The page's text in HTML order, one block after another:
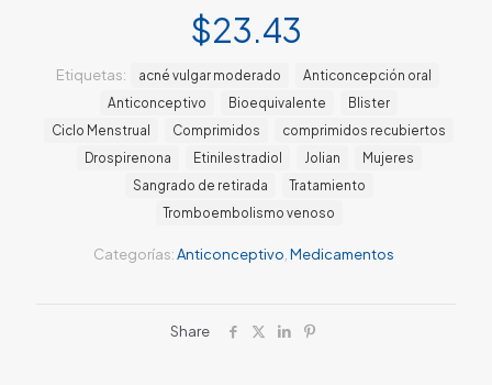
$23.43
Categorías:Anticonceptivo Medicamentos
Etiquetas: acné vulgar moderado
Anticoncepción oral
Anticonceptivo
Bioequivalente
Blister
Ciclo Menstrual
Comprimidos
comprimidos recubiertos
Drospirenona
Etinilestradiol Jolian
Mujeres
Sangrado de retirada
Tratamiento
Tromboembolismo venoso
Share